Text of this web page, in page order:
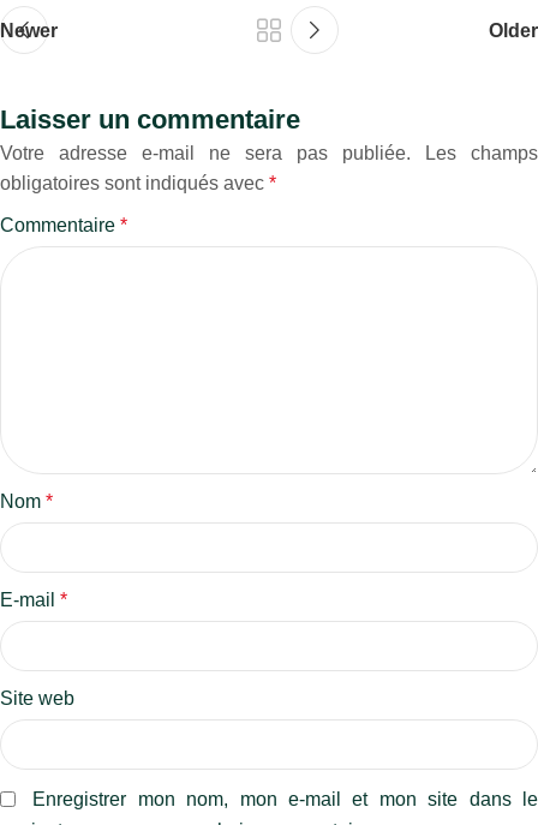
Newer Older
Laisser un commentaire
Votre adresse e-mail ne sera pas publiée.
Les champs
obligatoires sont indiqués avec *
Commentaire *
Nom *
E-mail *
Site web
Enregistrer mon nom, mon e-mail et mon site dans le